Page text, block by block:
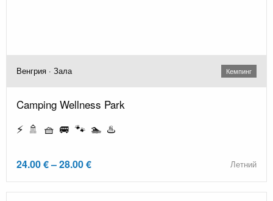
Венгрия · Зала Кемпинг
Camping Wellness Park
⚡ 🚿 🧺 🚐 🐾 🏊 ♨️
24.00 € – 28.00 € Летний